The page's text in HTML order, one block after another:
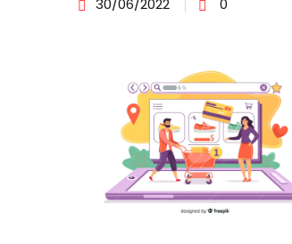
30/06/2022 0